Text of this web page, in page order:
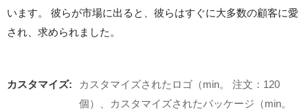
います。 彼らが市場に出ると、彼らはすぐに大多数の顧客に愛
され、求められました。
カスタマイズ:
カスタマイズされたロゴ（min。 注文：120
個）、カスタマイズされたパッケージ（min。